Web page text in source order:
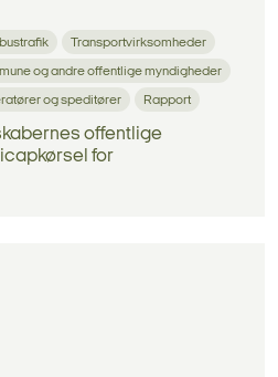
Transportvirksomheder
og andre offentlige myndigheder
og speditører Rapport
offentlige
for